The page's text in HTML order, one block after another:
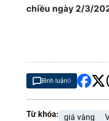
chiều ngày 2/3/
Bình luận0
Từ khóa: giá vàng